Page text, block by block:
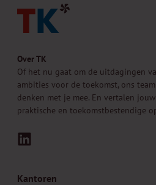
Over TK
Of het nu gaat om de uitdagingen
ambities voor de toekomst, ons
denken met je mee. En vertalen
praktische en toekomstbestendige
Kantoren